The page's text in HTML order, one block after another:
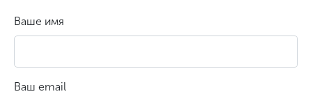
Ваше имя
Ваш email